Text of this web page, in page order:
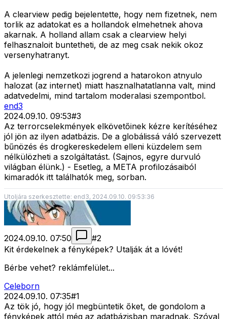
A clearview pedig bejelentette, hogy nem fizetnek, nem
torlik az adatokat es a hollandok elmehetnek ahova
akarnak. A holland allam csak a clearview helyi
felhasznaloit buntetheti, de az meg csak nekik okoz
versenyhatranyt.
A jelenlegi nemzetkozi jogrend a hatarokon atnyulo
halozat (az internet) miatt hasznalhatatlanna valt, mind
adatvedelmi, mind tartalom moderalasi szempontbol.
end3
2024.09.10. 09:53#3
Az terrorcselekmények elkövetőinek kézre kerítéséhez
jól jön az ilyen adatbázis. De a globálissá váló szervezett
bűnözés és drogkereskedelem elleni küzdelem sem
nélkülözheti a szolgáltatást. (Sajnos, egyre durvuló
világban élünk.) - Esetleg, a META profilozásaiból
kimaradók itt találhatók meg, sorban.
Utoljára szerkesztette: end3, 2024.09.10. 09:53:36
2024.09.10. 07:50 #2
Kit érdekelnek a fényképek? Utalják át a lóvét!
Bérbe vehet? reklámfelület...
Celeborn
2024.09.10. 07:35#1
Az tök jó, hogy jól megbüntetik őket, de gondolom a
fényképek attól még az adatbázisban maradnak. Szóval